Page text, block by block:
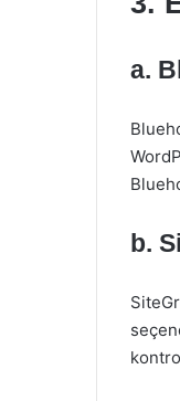
a.
b.